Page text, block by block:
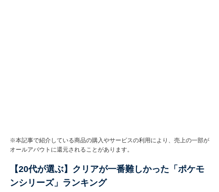
※本記事で紹介している商品の購入やサービスの利用により、売上の一部が
オールアバウトに還元されることがあります。
【20代が選ぶ】クリアが一番難しかった「ポケモ
ンシリーズ」ランキング